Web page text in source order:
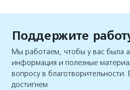
Поддержите
Мы работаем, чтобы у вас была
информация и полезные
вопросу в благотворительности.
достигнем